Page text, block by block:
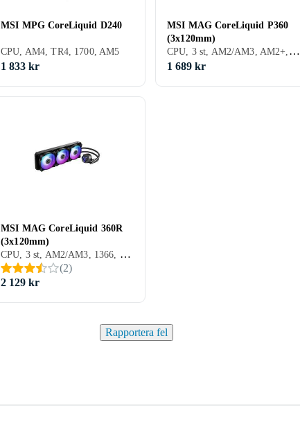
MSI MPG CoreLiquid D240
CPU, AM4, TR4, 1700, AM5
1 833 kr
MSI MAG CoreLiquid P360
(3x120mm)
CPU, 3 st, AM2/AM3, AM2+, AM3+, FM1, FM2, AM4, 1700
1 689 kr
MSI MAG CoreLiquid 360R
(3x120mm)
CPU, 3 st, AM2/AM3, 1366, 2011, AM2+, AM3+, FM1, FM2, AM4, 2066, SP3, TR4, 1700
(2)
2 129 kr
Rapportera fel